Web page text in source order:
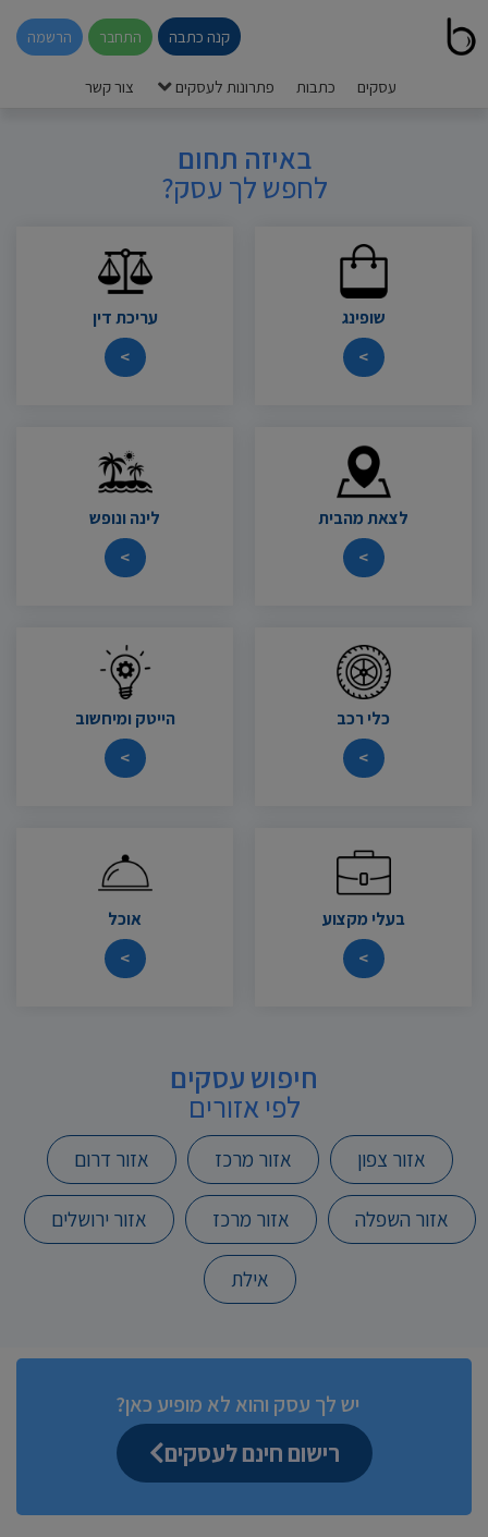
קנה כתבה התחבר הרשמה
עסקים כתבות פתרונות לעסקים צור קשר
באיזה תחום
לחפש לך עסק?
שופינג
>
עריכת דין
>
לצאת מהבית
>
לינה ונופש
>
כלי רכב
>
הייטק ומיחשוב
>
בעלי מקצוע
>
אוכל
>
חיפוש עסקים
לפי אזורים
אזור צפון אזור מרכז אזור דרום
אזור השפלה אזור מרכז אזור ירושלים
אילת
יש לך עסק והוא לא מופיע כאן?
רישום חינם לעסקים